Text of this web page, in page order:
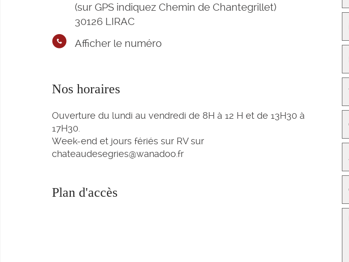
(sur GPS indiquez Chemin de Chantegrillet)
30126 LIRAC
Afficher le numéro
Nos horaires
Ouverture du lundi au vendredi de 8H à 12 H et de 13H30 à
17H30.
Week-end et jours fériés sur RV sur
chateaudesegries@wanadoo.fr
Plan d'accès